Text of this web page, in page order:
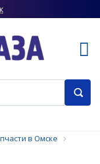
в Омске